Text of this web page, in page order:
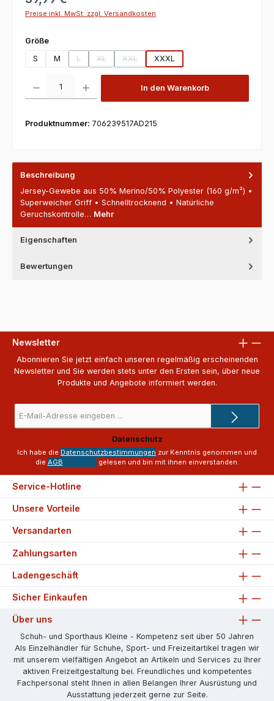
Preise inkl. MwSt. zzgl. Versandkosten
Größeauswählen
S
M L
(Diese Option ist zurzeit nicht verfügbar.)
XL
(Diese Option ist zurzeit nicht verfügbar.)
XXL
(Diese Option ist zurzeit nicht verfügbar.)
XXXL
In den Warenkorb
Produktnummer: 706239517AD215
Beschreibung
Jersey-Gewebe aus 50% Merino/50% Polyester (160 g/m²) •
Superweicher Griff • Schnelltrocknend • Natürliche
Geruchskontrolle… Mehr
Eigenschaften
Bewertungen
Newsletter
Abonnieren Sie jetzt einfach unseren regelmäßig erscheinenden
Newsletter und Sie werden stets unter den Ersten sein, über neue
Produkte und Angebote informiert werden.
Mail-
Adresse
*
Datenschutz
Ich habe die Datenschutzbestimmungen zur Kenntnis genommen und
die AGB gelesen und bin mit ihnen einverstanden.
Service-Hotline
Unsere Vorteile
Versandarten
Zahlungsarten
Ladengeschäft
Sicher Einkaufen
Über uns
Schuh- und Sporthaus Kleine - Kompetenz seit über 50 Jahren
Als Einzelhändler für Schuhe, Sport- und Freizeitartikel tragen wir
mit unserem vielfältigen Angebot an Artikeln und Services zu Ihrer
aktiven Freizeitgestaltung bei. Freundliches und kompetentes
Fachpersonal steht Ihnen in allen Belangen Ihrer Ausrüstung und
Ausstattung jederzeit gerne zur Seite.